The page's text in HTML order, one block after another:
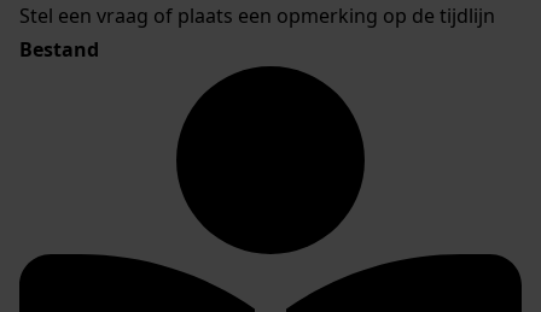
Stel een vraag of plaats een opmerking op de tijdlijn
Bestand